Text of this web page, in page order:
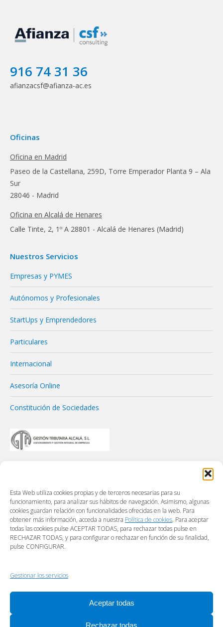
Esta Web utiliza cookies propias y de terceros necesarias para su
funcionamiento, para analizar sus hábitos de navegación. Asimismo, algunas
cookies guardan relación con funcionalidades ofrecidas en la web. Para
obtener más información, acceda a nuestra Política de cookies. Para aceptar
todas las cookies pulse ACEPTAR TODAS, para rechazar todas pulse en
RECHAZAR TODAS, y para configurar o rechazar en función de su finalidad,
pulse CONFIGURAR.
Gestionar los servicios
Aceptar todas
Rechazar todas
916 74 31 36
afianzacsf@afianza-ac.es
Oficinas
Oficina en Madrid
Paseo de la Castellana, 259D, Torre Emperador Planta 9 – Ala
Sur
28046 - Madrid
Oficina en Alcalá de Henares
Calle Tinte, 2, 1º A 28801 - Alcalá de Henares (Madrid)
Nuestros Servicios
Empresas y PYMES
Autónomos y Profesionales
StartUps y Emprendedores
Particulares
Internacional
Asesoría Online
Constitución de Sociedades